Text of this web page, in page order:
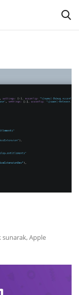
sunarak, Apple